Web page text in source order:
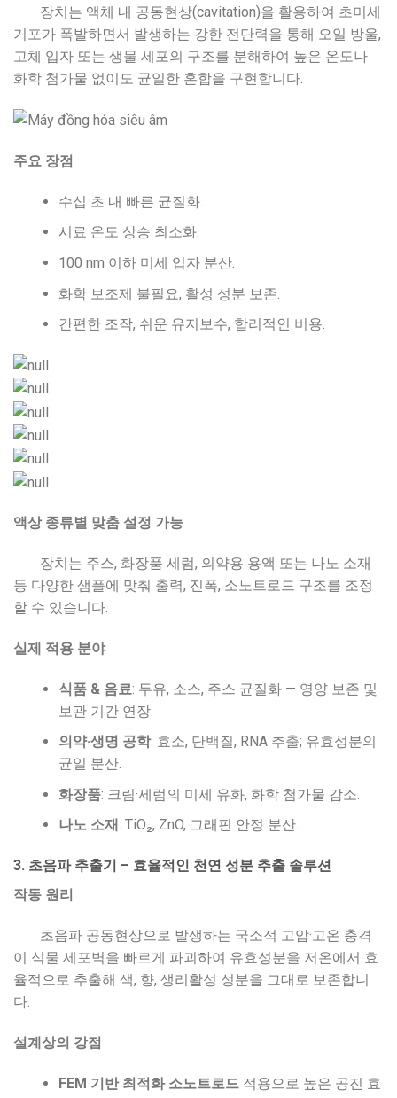
장치는 액체 내 공동현상(cavitation)을 활용하여 초미세
기포가 폭발하면서 발생하는 강한 전단력을 통해 오일 방울,
고체 입자 또는 생물 세포의 구조를 분해하여 높은 온도나
화학 첨가물 없이도 균일한 혼합을 구현합니다.
주요 장점
수십 초 내 빠른 균질화.
시료 온도 상승 최소화.
100 nm 이하 미세 입자 분산.
화학 보조제 불필요, 활성 성분 보존.
간편한 조작, 쉬운 유지보수, 합리적인 비용.
액상 종류별 맞춤 설정 가능
장치는 주스, 화장품 세럼, 의약용 용액 또는 나노 소재
등 다양한 샘플에 맞춰 출력, 진폭, 소노트로드 구조를 조정
할 수 있습니다.
실제 적용 분야
식품 & 음료: 두유, 소스, 주스 균질화 — 영양 보존 및
보관 기간 연장.
의약·생명 공학: 효소, 단백질, RNA 추출; 유효성분의
균일 분산.
화장품: 크림·세럼의 미세 유화, 화학 첨가물 감소.
나노 소재: TiO₂, ZnO, 그래핀 안정 분산.
3. 초음파 추출기 – 효율적인 천연 성분 추출 솔루션
작동 원리
초음파 공동현상으로 발생하는 국소적 고압·고온 충격
이 식물 세포벽을 빠르게 파괴하여 유효성분을 저온에서 효
율적으로 추출해 색, 향, 생리활성 성분을 그대로 보존합니
다.
설계상의 강점
FEM 기반 최적화 소노트로드적용으로 높은 공진 효